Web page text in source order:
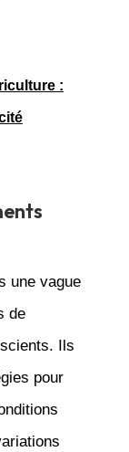
:
une vague
de
Ils
pour